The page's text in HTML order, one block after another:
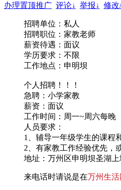
办理置顶推广 评论↓ 举报↓ 修
招聘单位：私人
招聘职位：家教老师
薪资待遇：面议
学历要求：不限
工作地点：申明坝
个人招聘！！！
急聘：小学家教
薪资：面议
工作时间：周一~周六每晚
人员要求：
1、辅导一年级学生的课程
2、有家教工作经验优先，
地址：万州区申明坝圣湖上
来电话时请说是在万州生活